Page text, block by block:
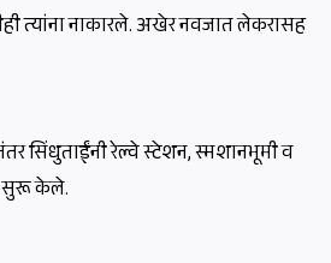
त्यांना नाकारले. अखेर नवजात लेकरासह
सिंधुताईंनी रेल्वे स्टेशन, स्मशानभूमी व
सुरू केले.